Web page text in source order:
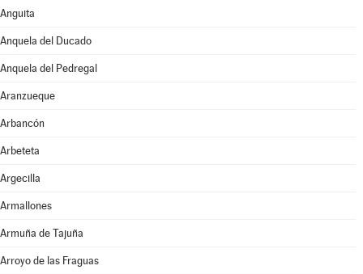
Anguita
Anquela del Ducado
Anquela del Pedregal
Aranzueque
Arbancón
Arbeteta
Argecilla
Armallones
Armuña de Tajuña
Arroyo de las Fraguas